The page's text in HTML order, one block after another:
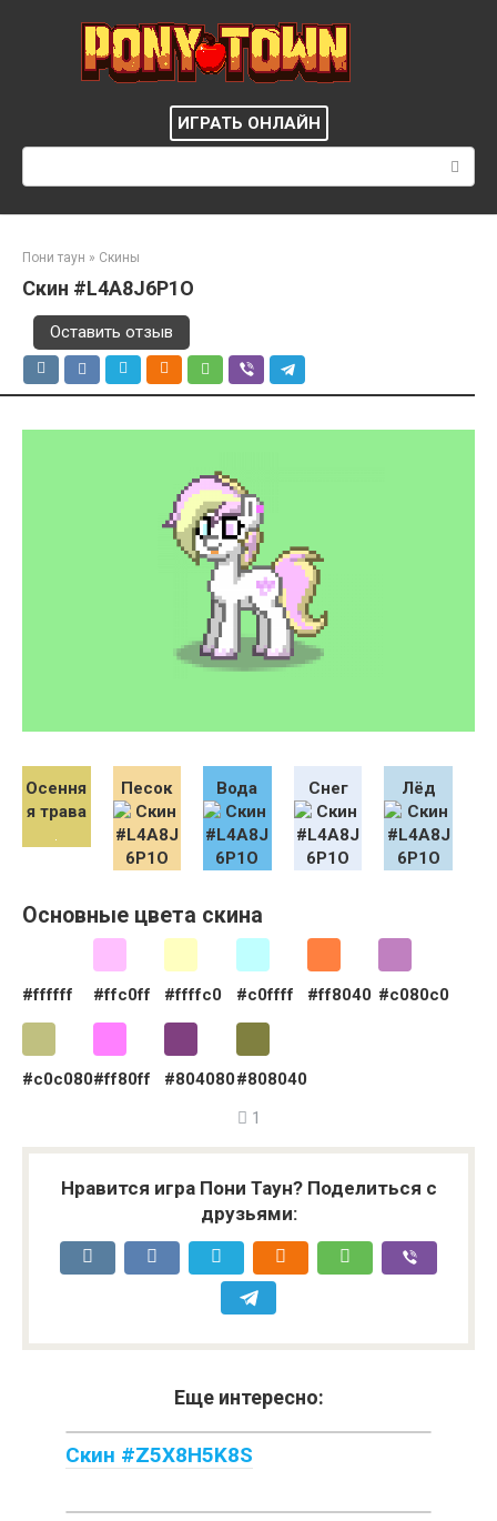
ИГРАТЬ ОНЛАЙН
Пони таун » Скины
Скин #L4A8J6P1O
Оставить отзыв
Осення
я трава
Песок Вода Снег Лёд
Основные цвета скина
#ffffff #ffc0ff #ffffc0 #c0ffff #ff8040 #c080c0
#c0c080#ff80ff #804080#808040
1
Нравится игра Пони Таун? Поделиться с
друзьями:
Еще интересно:
Скин #Z5X8H5K8S